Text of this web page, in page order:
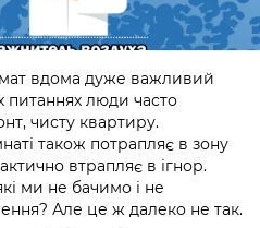
вдома дуже важливий
питаннях люди часто
чисту квартиру.
також потрапляє в зону
втрапляє в ігнор.
ми не бачимо і не
Але це ж далеко не так.